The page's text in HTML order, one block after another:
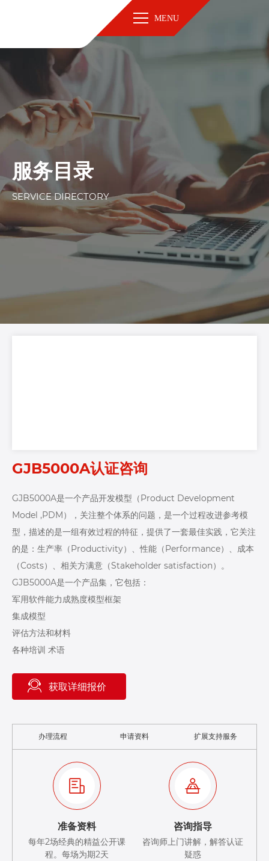
MENU
服务目录
SERVICE DIRECTORY
GJB5000A认证咨询
GJB5000A是一个产品开发模型（Product Development
Model ,PDM），关注整个体系的问题，是一个过程改进参考模
型，描述的是一组有效过程的特征，提供了一套最佳实践，它关注
的是：生产率（Productivity）、性能（Performance）、成本
（Costs）、相关方满意（Stakeholder satisfaction）。
GJB5000A是一个产品集，它包括：
军用软件能力成熟度模型框架
集成模型
评估方法和材料
各种培训 术语
获取详细报价
办理流程 申请资料 扩展支持服务
准备资料
每年2场经典的精益公开课
程。每场为期2天
咨询指导
咨询师上门讲解，解答认证
疑惑